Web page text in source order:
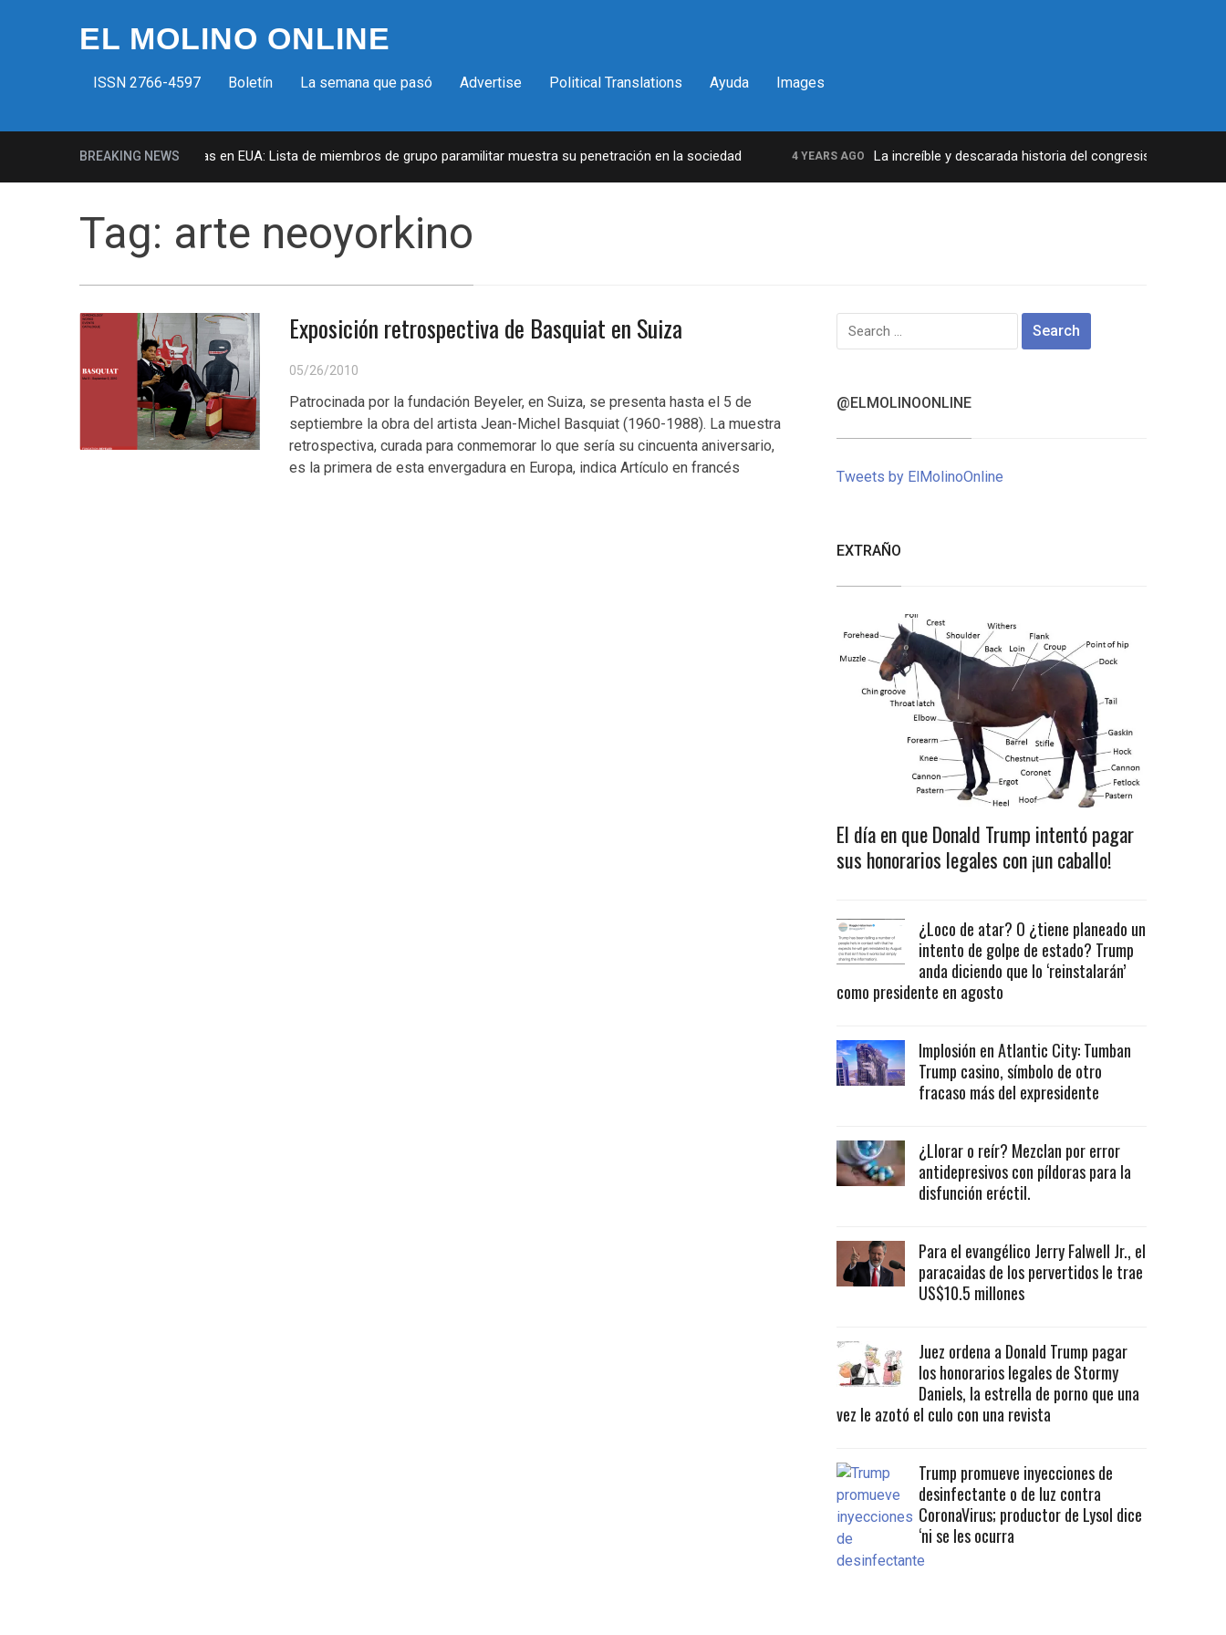
EL MOLINO ONLINE
ISSN 2766-4597 Boletín La semana que pasó Advertise Political Translations Ayuda Images
BREAKING NEWS
Milicias fascistas en EUA: Lista de miembros de grupo paramilitar muestra su penetración en la sociedad 4 YEARS AGO La increíble y descarada historia del congresista por NY
Tag: arte neoyorkino
Exposición retrospectiva de Basquiat en Suiza
05/26/2010
Patrocinada por la fundación Beyeler, en Suiza, se presenta hasta el 5 de
septiembre la obra del artista Jean-Michel Basquiat (1960-1988). La muestra
retrospectiva, curada para conmemorar lo que sería su cincuenta aniversario,
es la primera de esta envergadura en Europa, indica Artículo en francés
Search
for:
@ELMOLINOONLINE
Tweets by ElMolinoOnline
EXTRAÑO
El día en que Donald Trump intentó pagar
sus honorarios legales con ¡un caballo!
¿Loco de atar? O ¿tiene planeado un
intento de golpe de estado? Trump
anda diciendo que lo ‘reinstalarán’
como presidente en agosto
Implosión en Atlantic City: Tumban
Trump casino, símbolo de otro
fracaso más del expresidente
¿Llorar o reír? Mezclan por error
antidepresivos con píldoras para la
disfunción eréctil.
Para el evangélico Jerry Falwell Jr., el
paracaidas de los pervertidos le trae
US$10.5 millones
Juez ordena a Donald Trump pagar
los honorarios legales de Stormy
Daniels, la estrella de porno que una
vez le azotó el culo con una revista
Trump promueve inyecciones de
desinfectante o de luz contra
CoronaVirus; productor de Lysol dice
‘ni se les ocurra